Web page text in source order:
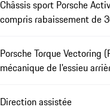
Châssis sport Porsche
compris rabaissement de
Porsche Torque Vectoring
mécanique de l'essieu
Direction assistée